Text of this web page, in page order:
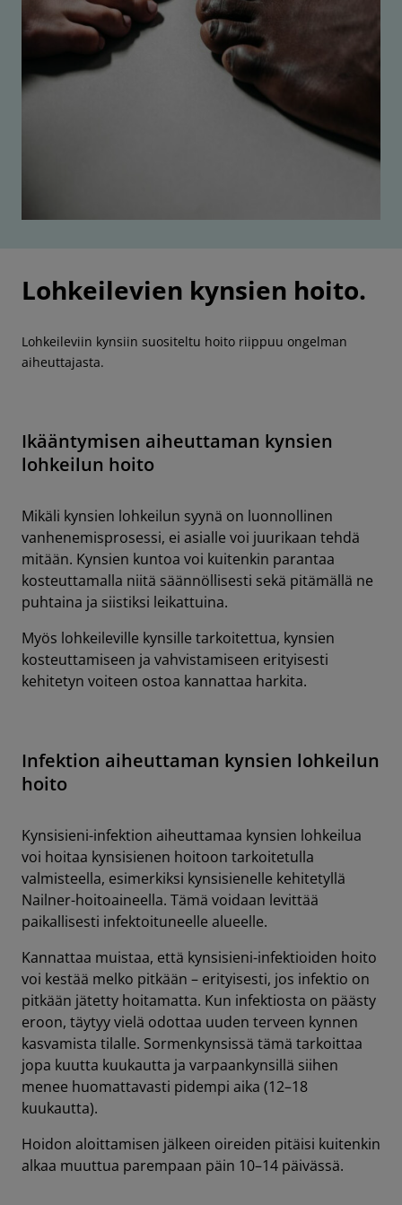
Lohkeilevien kynsien hoito.
Lohkeileviin kynsiin suositeltu hoito riippuu ongelman
aiheuttajasta.
Ikääntymisen aiheuttaman kynsien
lohkeilun hoito
Mikäli kynsien lohkeilun syynä on luonnollinen
vanhenemisprosessi, ei asialle voi juurikaan tehdä
mitään. Kynsien kuntoa voi kuitenkin parantaa
kosteuttamalla niitä säännöllisesti sekä pitämällä ne
puhtaina ja siistiksi leikattuina.
Myös lohkeileville kynsille tarkoitettua, kynsien
kosteuttamiseen ja vahvistamiseen erityisesti
kehitetyn voiteen ostoa kannattaa harkita.
Infektion aiheuttaman kynsien lohkeilun
hoito
Kynsisieni-infektion aiheuttamaa kynsien lohkeilua
voi hoitaa kynsisienen hoitoon tarkoitetulla
valmisteella, esimerkiksi kynsisienelle kehitetyllä
Nailner-hoitoaineella. Tämä voidaan levittää
paikallisesti infektoituneelle alueelle.
Kannattaa muistaa, että kynsisieni-infektioiden hoito
voi kestää melko pitkään – erityisesti, jos infektio on
pitkään jätetty hoitamatta. Kun infektiosta on päästy
eroon, täytyy vielä odottaa uuden terveen kynnen
kasvamista tilalle. Sormenkynsissä tämä tarkoittaa
jopa kuutta kuukautta ja varpaankynsillä siihen
menee huomattavasti pidempi aika (12–18
kuukautta).
Hoidon aloittamisen jälkeen oireiden pitäisi kuitenkin
alkaa muuttua parempaan päin 10–14 päivässä.